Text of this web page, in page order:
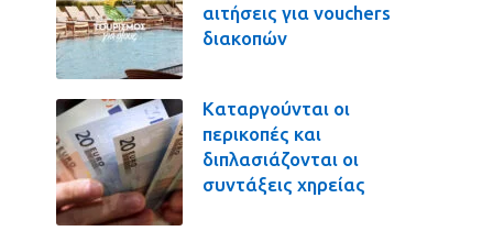
αιτήσεις για vouchers
διακοπών
Καταργούνται οι
περικοπές και
διπλασιάζονται οι
συντάξεις χηρείας